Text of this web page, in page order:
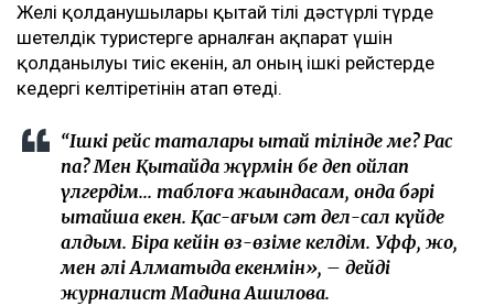
Желі қолданушылары қытай тілі дәстүрлі түрде
шетелдік туристерге арналған ақпарат үшін
қолданылуы тиіс екенін, ал оның ішкі рейстерде
кедергі келтіретінін атап өтеді.
“Ішкі рейс тақталары қытай тілінде ме? Рас
па? Мен Қытайда жүрмін бе деп ойлап
үлгердім... таблоға жақындасам, онда бәрі
қытайша екен. Қас-қағым сәт дел-сал күйде
қалдым. Бірақ кейін өз-өзіме келдім. Уфф, жоқ,
мен әлі Алматыда екенмін», – дейді
журналист Мадина Ашилова.